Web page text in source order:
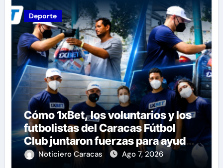
Deporte
Cómo 1xBet, los voluntarios y los
futbolistas del Caracas Fútbol
Club juntaron fuerzas para ayudar
a las familias de Venezuela
Noticiero Caracas Ago 7, 2026